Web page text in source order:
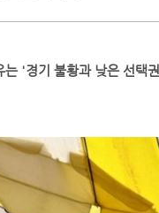
는 '경기 불황과 낮은 선택